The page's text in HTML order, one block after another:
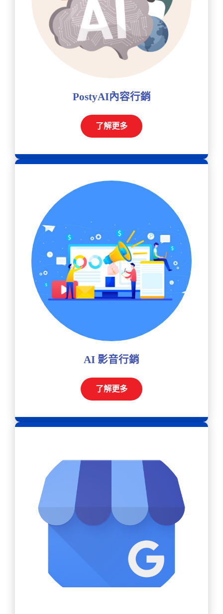
PostyAI內容行銷
了解更多
AI 影音行銷
了解更多